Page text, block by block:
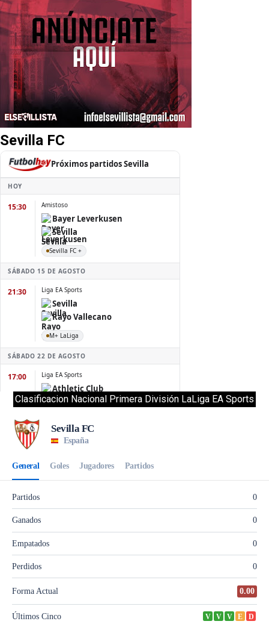
Sevilla FC
Clasificacion Nacional Primera División LaLiga EA Sports